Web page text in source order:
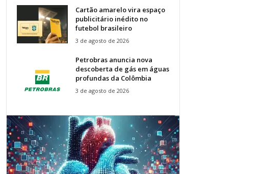
Cartão amarelo vira espaço
publicitário inédito no
futebol brasileiro
3 de agosto de 2026
Petrobras anuncia nova
descoberta de gás em águas
profundas da Colômbia
3 de agosto de 2026